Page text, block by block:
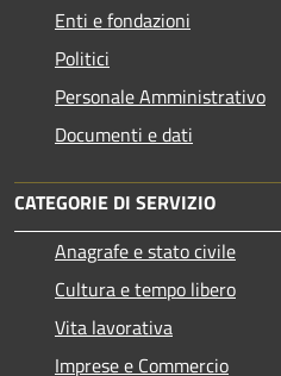
Enti e fondazioni
Politici
Personale Amministrativo
Documenti e dati
CATEGORIE DI SERVIZIO
Anagrafe e stato civile
Cultura e tempo libero
Vita lavorativa
Imprese e Commercio